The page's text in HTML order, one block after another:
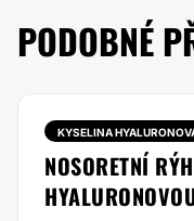
PODOBNÉ
KYSELINA
NOSORETNÍ